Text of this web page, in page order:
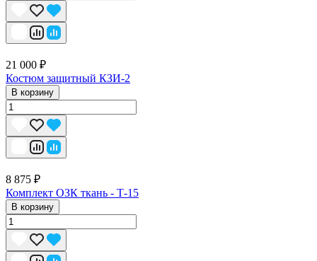
21 000 ₽
Костюм защитный КЗИ-2
В корзину
8 875 ₽
Комплект ОЗК ткань - Т-15
В корзину